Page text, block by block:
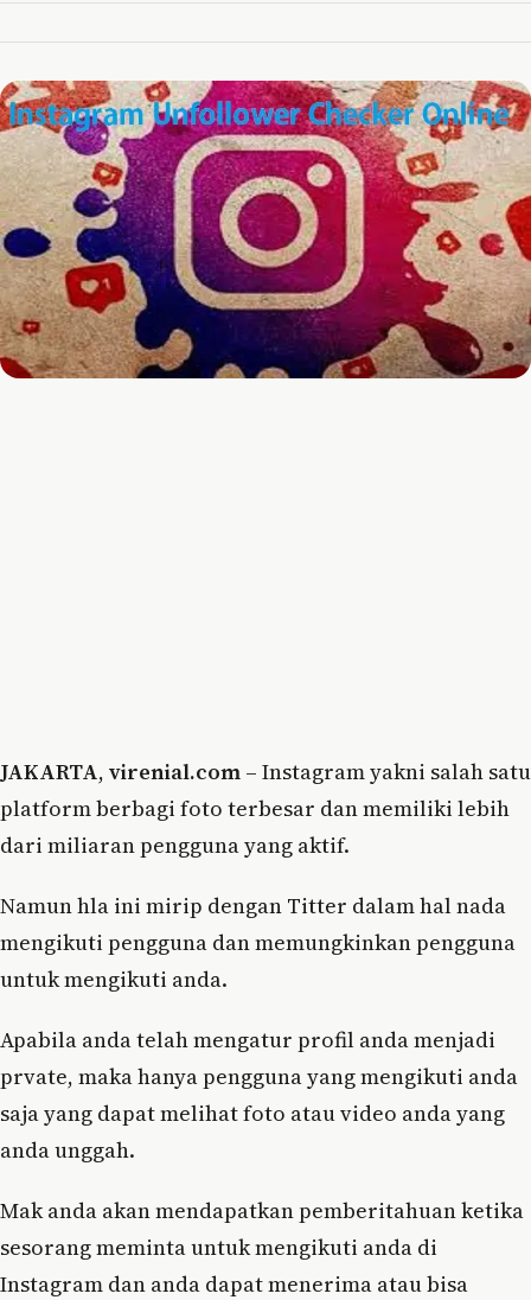
JAKARTA, virenial.com – Instagram yakni salah satu
platform berbagi foto terbesar dan memiliki lebih
dari miliaran pengguna yang aktif.
Namun hla ini mirip dengan Titter dalam hal nada
mengikuti pengguna dan memungkinkan pengguna
untuk mengikuti anda.
Apabila anda telah mengatur profil anda menjadi
prvate, maka hanya pengguna yang mengikuti anda
saja yang dapat melihat foto atau video anda yang
anda unggah.
Mak anda akan mendapatkan pemberitahuan ketika
sesorang meminta untuk mengikuti anda di
Instagram dan anda dapat menerima atau bisa